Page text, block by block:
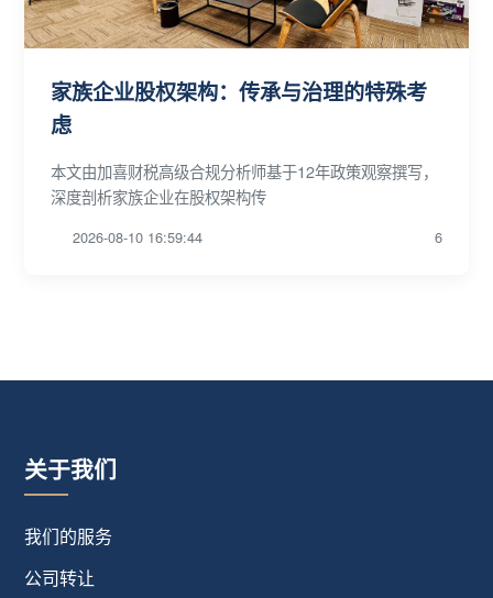
家族企业股权架构：传承与治理的特殊考
虑
本文由加喜财税高级合规分析师基于12年政策观察撰写，
深度剖析家族企业在股权架构传
2026-08-10 16:59:44 6
关于我们
我们的服务
公司转让